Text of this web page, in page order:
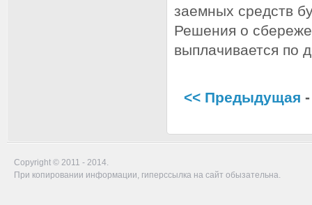
заемных средств
Решения о
выплачивается по
<< Предыдущая
Copyright © 2011 - 2014.
При копировании информации, гиперссылка на сайт обызательна.